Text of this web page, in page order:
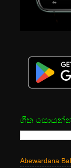
ගීත
Abewardana